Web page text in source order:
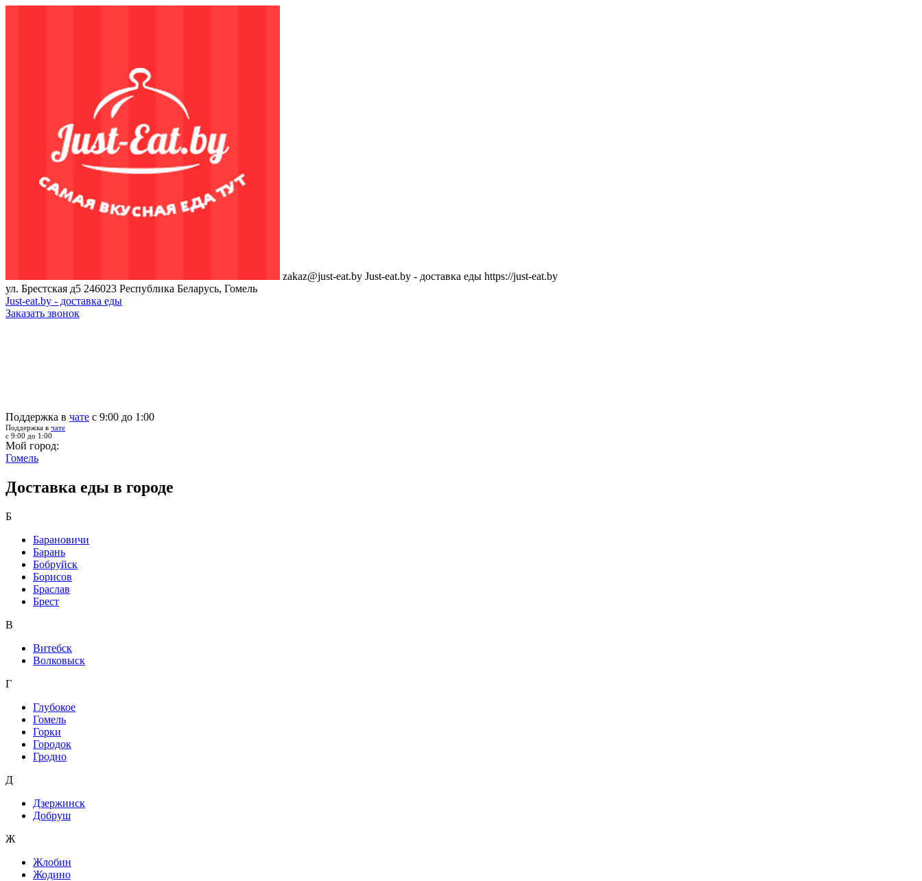
zakaz@just-eat.by Just-eat.by - доставка еды https://just-eat.by
ул. Брестская д5 246023 Республика Беларусь, Гомель
Just-eat.by - доставка еды
Заказать звонок
Поддержка в чате с 9:00 до 1:00
Поддержка в чате
с 9:00 до 1:00
Мой город:
Гомель
Доставка еды в городе
Б
Барановичи
Барань
Бобруйск
Борисов
Браслав
Брест
В
Витебск
Волковыск
Г
Глубокое
Гомель
Горки
Городок
Гродно
Д
Дзержинск
Добруш
Ж
Жлобин
Жодино